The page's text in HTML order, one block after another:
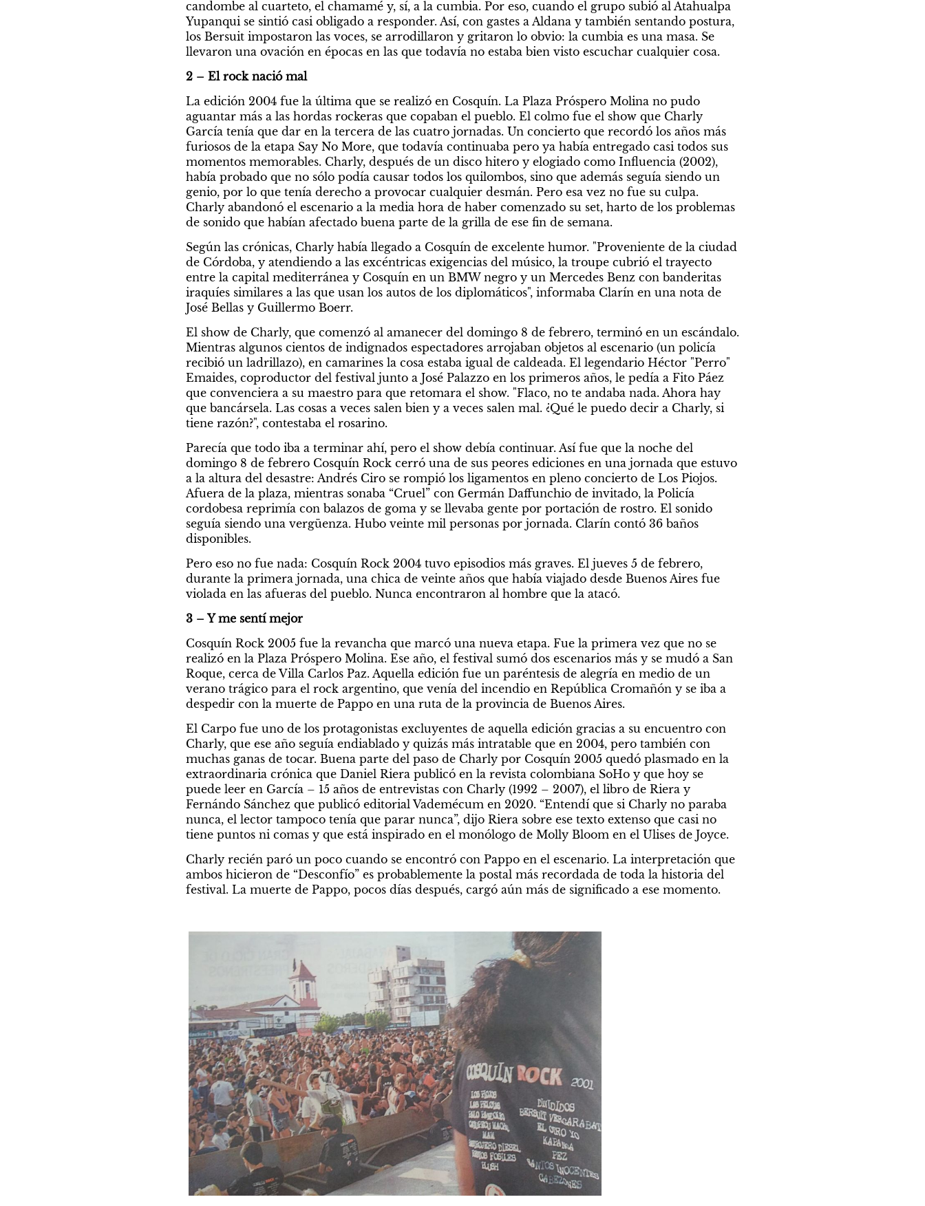
candombe al cuarteto, el chamamé y, sí, a la cumbia. Por eso, cuando el grupo subió al Atahualpa
Yupanqui se sintió casi obligado a responder. Así, con gastes a Aldana y también sentando postura,
los Bersuit impostaron las voces, se arrodillaron y gritaron lo obvio: la cumbia es una masa. Se
llevaron una ovación en épocas en las que todavía no estaba bien visto escuchar cualquier cosa.
2 – El rock nació mal
La edición 2004 fue la última que se realizó en Cosquín. La Plaza Próspero Molina no pudo
aguantar más a las hordas rockeras que copaban el pueblo. El colmo fue el show que Charly
García tenía que dar en la tercera de las cuatro jornadas. Un concierto que recordó los años más
furiosos de la etapa Say No More, que todavía continuaba pero ya había entregado casi todos sus
momentos memorables. Charly, después de un disco hitero y elogiado como Influencia (2002),
había probado que no sólo podía causar todos los quilombos, sino que además seguía siendo un
genio, por lo que tenía derecho a provocar cualquier desmán. Pero esa vez no fue su culpa.
Charly abandonó el escenario a la media hora de haber comenzado su set, harto de los problemas
de sonido que habían afectado buena parte de la grilla de ese fin de semana.
Según las crónicas, Charly había llegado a Cosquín de excelente humor. "Proveniente de la ciudad
de Córdoba, y atendiendo a las excéntricas exigencias del músico, la troupe cubrió el trayecto
entre la capital mediterránea y Cosquín en un BMW negro y un Mercedes Benz con banderitas
iraquíes similares a las que usan los autos de los diplomáticos", informaba Clarín en una nota de
José Bellas y Guillermo Boerr.
El show de Charly, que comenzó al amanecer del domingo 8 de febrero, terminó en un escándalo.
Mientras algunos cientos de indignados espectadores arrojaban objetos al escenario (un policía
recibió un ladrillazo), en camarines la cosa estaba igual de caldeada. El legendario Héctor "Perro"
Emaides, coproductor del festival junto a José Palazzo en los primeros años, le pedía a Fito Páez
que convenciera a su maestro para que retomara el show. "Flaco, no te andaba nada. Ahora hay
que bancársela. Las cosas a veces salen bien y a veces salen mal. ¿Qué le puedo decir a Charly, si
tiene razón?", contestaba el rosarino.
Parecía que todo iba a terminar ahí, pero el show debía continuar. Así fue que la noche del
domingo 8 de febrero Cosquín Rock cerró una de sus peores ediciones en una jornada que estuvo
a la altura del desastre: Andrés Ciro se rompió los ligamentos en pleno concierto de Los Piojos.
Afuera de la plaza, mientras sonaba “Cruel” con Germán Daffunchio de invitado, la Policía
cordobesa reprimía con balazos de goma y se llevaba gente por portación de rostro. El sonido
seguía siendo una vergüenza. Hubo veinte mil personas por jornada. Clarín contó 36 baños
disponibles.
Pero eso no fue nada: Cosquín Rock 2004 tuvo episodios más graves. El jueves 5 de febrero,
durante la primera jornada, una chica de veinte años que había viajado desde Buenos Aires fue
violada en las afueras del pueblo. Nunca encontraron al hombre que la atacó.
3 – Y me sentí mejor
Cosquín Rock 2005 fue la revancha que marcó una nueva etapa. Fue la primera vez que no se
realizó en la Plaza Próspero Molina. Ese año, el festival sumó dos escenarios más y se mudó a San
Roque, cerca de Villa Carlos Paz. Aquella edición fue un paréntesis de alegría en medio de un
verano trágico para el rock argentino, que venía del incendio en República Cromañón y se iba a
despedir con la muerte de Pappo en una ruta de la provincia de Buenos Aires.
El Carpo fue uno de los protagonistas excluyentes de aquella edición gracias a su encuentro con
Charly, que ese año seguía endiablado y quizás más intratable que en 2004, pero también con
muchas ganas de tocar. Buena parte del paso de Charly por Cosquín 2005 quedó plasmado en la
extraordinaria crónica que Daniel Riera publicó en la revista colombiana SoHo y que hoy se
puede leer en García – 15 años de entrevistas con Charly (1992 – 2007), el libro de Riera y
Fernándo Sánchez que publicó editorial Vademécum en 2020. “Entendí que si Charly no paraba
nunca, el lector tampoco tenía que parar nunca”, dijo Riera sobre ese texto extenso que casi no
tiene puntos ni comas y que está inspirado en el monólogo de Molly Bloom en el Ulises de Joyce.
Charly recién paró un poco cuando se encontró con Pappo en el escenario. La interpretación que
ambos hicieron de “Desconfío” es probablemente la postal más recordada de toda la historia del
festival. La muerte de Pappo, pocos días después, cargó aún más de significado a ese momento.